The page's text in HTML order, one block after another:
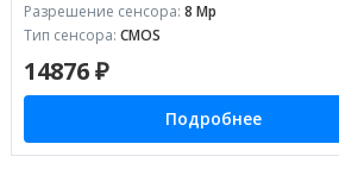
Разрешение сенсора: 8 Mp
Тип сенсора: CMOS
14876 ₽
Подробнее